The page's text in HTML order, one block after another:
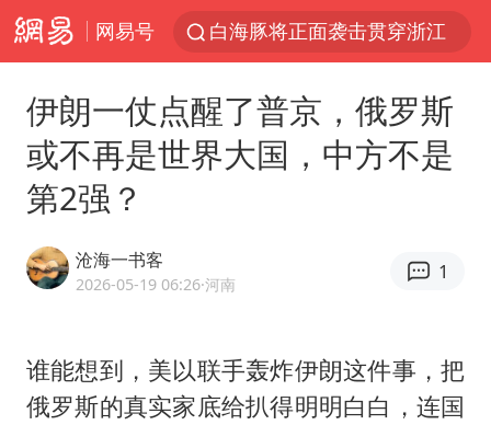
网易号
白海豚将正面袭击贯穿浙江
黄金创今年来最大单周涨幅
四川宜宾市珙县发生3.4级地震
浙江台州《告全体市民书》
郑丽文：台湾从来没有“独立”过
实时追踪台风白海豚
伊朗一仗点醒了普京，俄罗斯
或不再是世界大国，中方不是
第2强？
沧海一书客
2026-05-19 06:26·河南
1
谁能想到，美以联手轰炸伊朗这件事，把
俄罗斯的真实家底给扒得明明白白，连国